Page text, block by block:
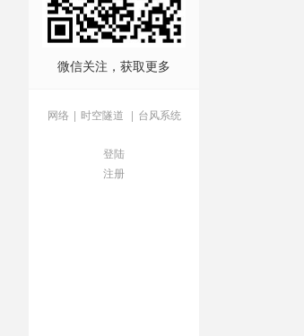
微信关注，获取更多
网络 | 时空隧道 | 台风系统
登陆
注册